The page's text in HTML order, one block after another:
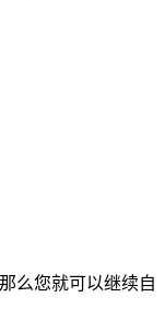
么您就可以继续自